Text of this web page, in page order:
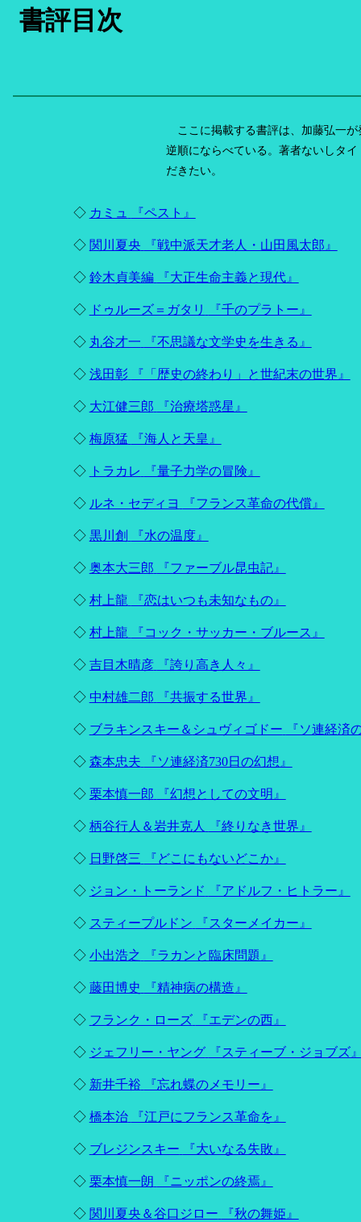
書評目次
ここに掲載する書評は、加藤弘一が
逆順にならべている。著者ないしタ
だきたい。
◇ カミュ 『ペスト』
◇ 関川夏央 『戦中派天才老人・山田風太郎』
◇ 鈴木貞美編 『大正生命主義と現代』
◇ ドゥルーズ＝ガタリ 『千のプラトー』
◇ 丸谷才一 『不思議な文学史を生きる』
◇ 浅田彰 『「歴史の終わり」と世紀末の世界』
◇ 大江健三郎 『治療塔惑星』
◇ 梅原猛 『海人と天皇』
◇ トラカレ 『量子力学の冒険』
◇ ルネ・セディヨ 『フランス革命の代償』
◇ 黒川創 『水の温度』
◇ 奥本大三郎 『ファーブル昆虫記』
◇ 村上龍 『恋はいつも未知なもの』
◇ 村上龍 『コック・サッカー・ブルース』
◇ 吉目木晴彦 『誇り高き人々』
◇ 中村雄二郎 『共振する世界』
◇ ブラキンスキー＆ シュヴィゴドー 『ソ連経済
◇ 森本忠夫 『ソ連経済730日の幻想』
◇ 栗本慎一郎 『幻想としての文明』
◇ 柄谷行人＆岩井克人 『終りなき世界』
◇ 日野啓三 『どこにもないどこか』
◇ ジョン・トーランド 『アドルフ・ヒトラー』
◇ スティープルドン 『スターメイカー』
◇ 小出浩之 『ラカンと臨床問題』
◇ 藤田博史 『精神病の構造』
◇ フランク・ローズ 『エデンの西』
◇ ジェフリー・ヤング 『スティーブ・ジョブズ
◇ 新井千裕 『忘れ蝶のメモリー』
◇ 橋本治 『江戸にフランス革命を』
◇ ブレジンスキー 『大いなる失敗』
◇ 栗本慎一朗 『ニッポンの終焉』
◇ 関川夏央＆谷口ジロー 『秋の舞姫』